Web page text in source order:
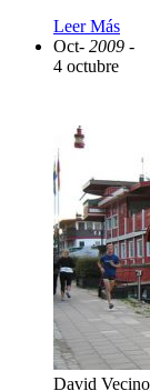
Leer Más
Oct- 2009 -
4 octubre
David